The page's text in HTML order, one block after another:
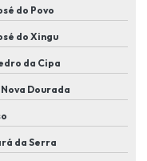
verde
do rio verde
do Povo
do Xingu
da Cipa
Dourada
da Serra